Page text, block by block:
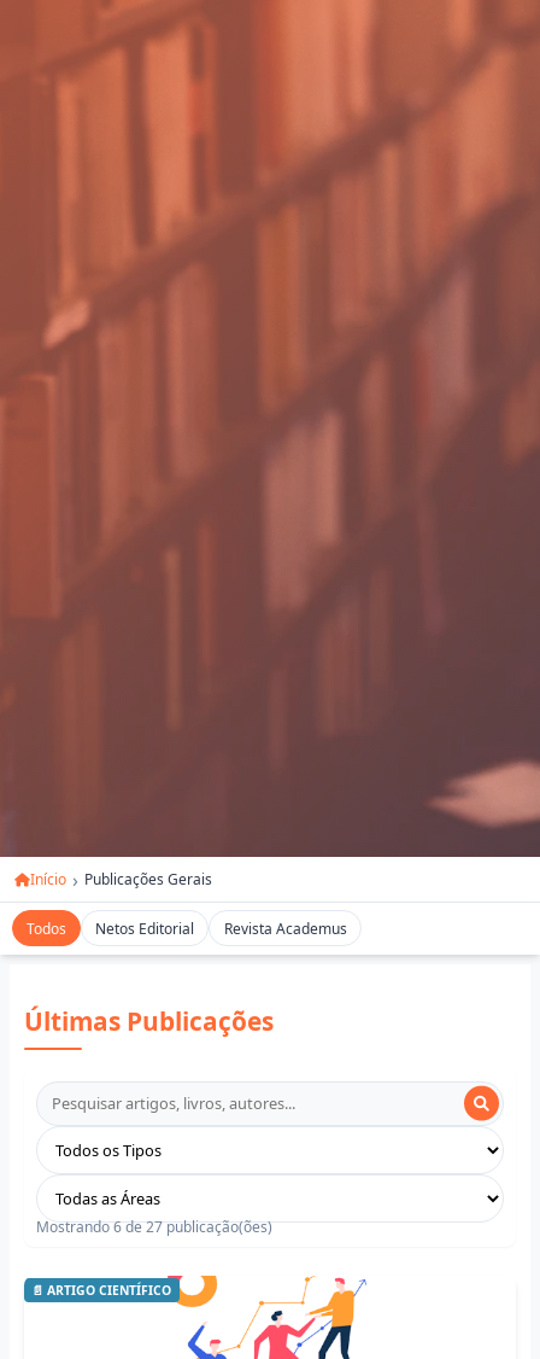
Início Publicações Gerais
Todos Netos Editorial Revista Academus
Últimas Publicações
Mostrando 6 de 27 publicação(ões)
📄 ARTIGO CIENTÍFICO